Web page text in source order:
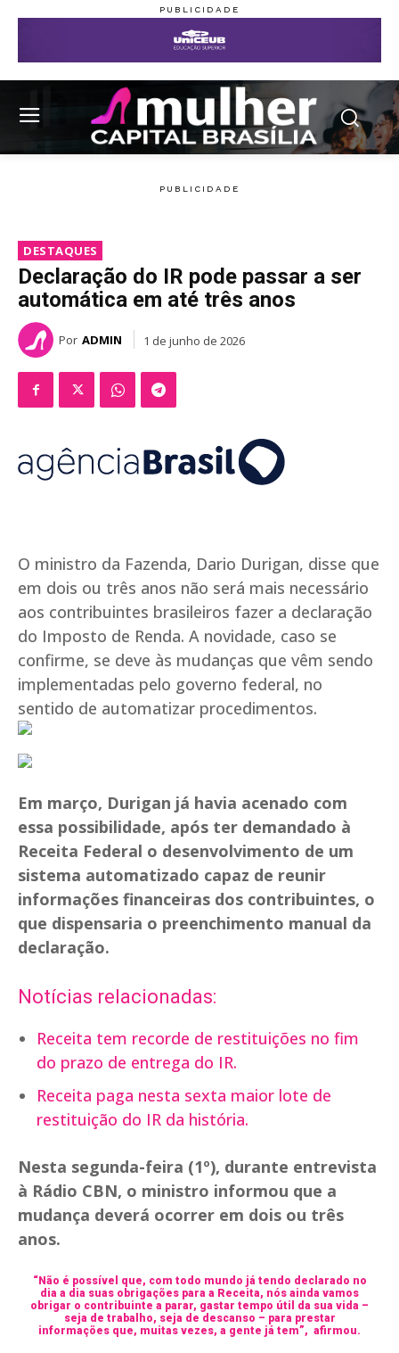
DESTAQUES
Declaração do IR pode passar a ser
automática em até três anos
Por ADMIN 1 de junho de 2026
O ministro da Fazenda, Dario Durigan, disse que
em dois ou três anos não será mais necessário
aos contribuintes brasileiros fazer a declaração
do Imposto de Renda. A novidade, caso se
confirme, se deve às mudanças que vêm sendo
implementadas pelo governo federal, no
sentido de automatizar procedimentos.
Em março, Durigan já havia acenado com
essa possibilidade, após ter demandado à
Receita Federal o desenvolvimento de um
sistema automatizado capaz de reunir
informações financeiras dos contribuintes, o
que dispensaria o preenchimento manual da
declaração.
Notícias relacionadas:
Receita tem recorde de restituições no fim
do prazo de entrega do IR.
Receita paga nesta sexta maior lote de
restituição do IR da história.
Nesta segunda-feira (1º), durante entrevista
à Rádio CBN, o ministro informou que a
mudança deverá ocorrer em dois ou três
anos.
“Não é possível que, com todo mundo já tendo declarado no
dia a dia suas obrigações para a Receita, nós ainda vamos
obrigar o contribuinte a parar, gastar tempo útil da sua vida –
seja de trabalho, seja de descanso – para prestar
informações que, muitas vezes, a gente já tem”, afirmou.